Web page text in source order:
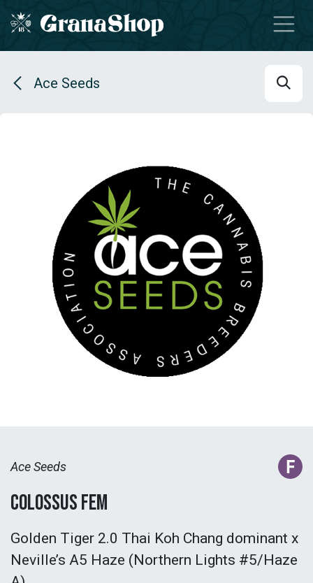
Se rendre au contenu
Ace Seeds
Ace Seeds
Colossus Fem
Golden Tiger 2.0 Thai Koh Chang dominant x
Neville’s A5 Haze (Northern Lights #5/Haze